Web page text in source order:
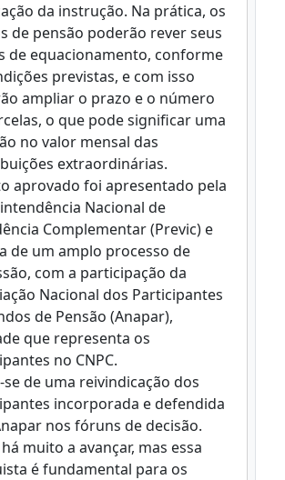
da instrução. Na prática, os
de pensão poderão rever seus
de equacionamento, conforme
previstas, e com isso
ampliar o prazo e o número
o que pode significar uma
no valor mensal das
extraordinárias.
aprovado foi apresentado pela
Nacional de
Complementar (Previc) e
de um amplo processo de
com a participação da
Nacional dos Participantes
de Pensão (Anapar),
que representa os
no CNPC.
se de uma reivindicação dos
incorporada e defendida
nos fóruns de decisão.
muito a avançar, mas essa
é fundamental para os